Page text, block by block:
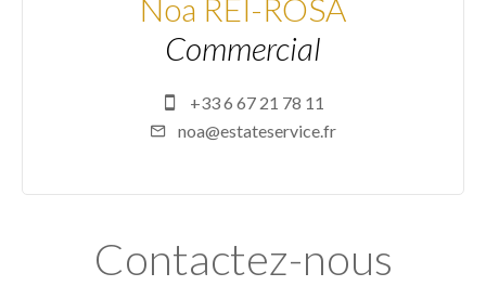
Noa REI-ROSA
Commercial
+33 6 67 21 78 11
noa@estateservice.fr
Contactez-nous